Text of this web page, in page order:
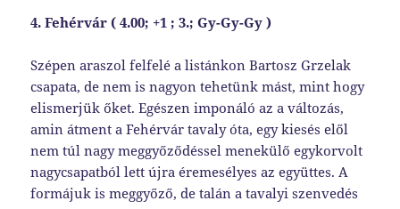
4. Fehérvár ( 4.00; +1 ; 3.; Gy-Gy-Gy )
Szépen araszol felfelé a listánkon Bartosz Grzelak
csapata, de nem is nagyon tehetünk mást, mint hogy
elismerjük őket. Egészen imponáló az a változás,
amin átment a Fehérvár tavaly óta, egy kiesés elől
nem túl nagy meggyőződéssel menekülő egykorvolt
nagycsapatból lett újra éremesélyes az együttes. A
formájuk is meggyőző, de talán a tavalyi szenvedés